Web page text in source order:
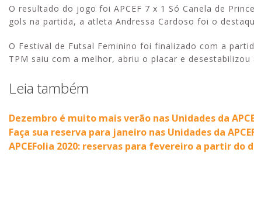
O resultado do jogo foi APCEF 7 x 1 Só Canela de
gols na partida, a atleta Andressa Cardoso foi o
O Festival de Futsal Feminino foi finalizado com a
TPM saiu com a melhor, abriu o placar e
Leia também
Dezembro é muito mais verão nas Unidades da
Faça sua reserva para janeiro nas Unidades da
APCEFolia 2020: reservas para fevereiro a partir do